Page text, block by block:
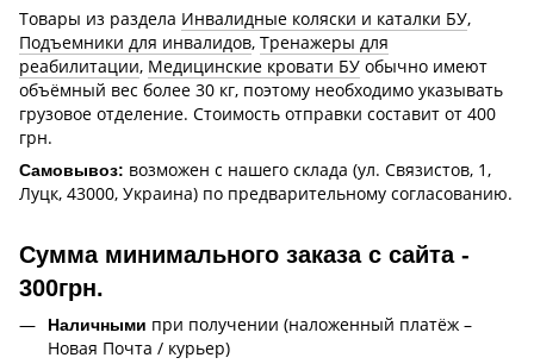
Товары из раздела Инвалидные коляски и каталки БУ,
Подъемники для инвалидов, Тренажеры для
реабилитации, Медицинские кровати БУ обычно имеют
объёмный вес более 30 кг, поэтому необходимо указывать
грузовое отделение. Стоимость отправки составит от 400
грн.
Самовывоз: возможен с нашего склада (ул. Связистов, 1,
Луцк, 43000, Украина) по предварительному согласованию.
Сумма минимального заказа с сайта -
300грн.
Наличными при получении (наложенный платёж –
Новая Почта / курьер)